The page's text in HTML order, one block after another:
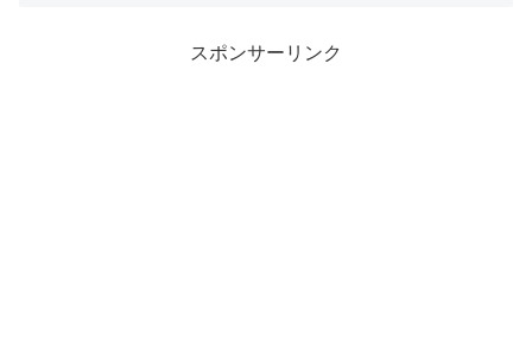
スポンサーリンク